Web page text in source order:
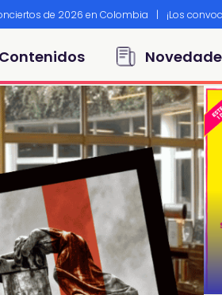
de 2026 en Colombia | ¡Los
Contenidos